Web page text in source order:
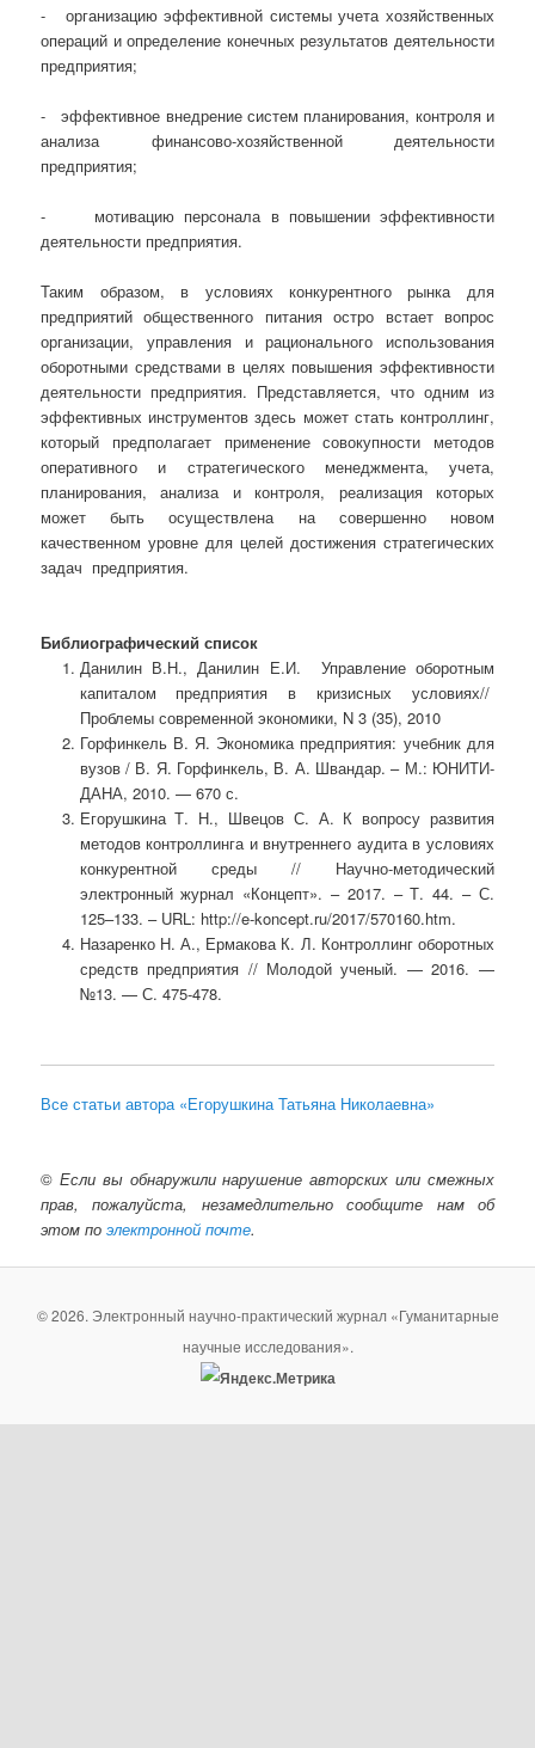
- организацию эффективной системы учета хозяйственных
операций и определение конечных результатов деятельности
предприятия;
- эффективное внедрение систем планирования, контроля и
анализа финансово-хозяйственной деятельности
предприятия;
- мотивацию персонала в повышении эффективности
деятельности предприятия.
Таким образом, в условиях конкурентного рынка для
предприятий общественного питания остро встает вопрос
организации, управления и рационального использования
оборотными средствами в целях повышения эффективности
деятельности предприятия. Представляется, что одним из
эффективных инструментов здесь может стать контроллинг,
который предполагает применение совокупности методов
оперативного и стратегического менеджмента, учета,
планирования, анализа и контроля, реализация которых
может быть осуществлена на совершенно новом
качественном уровне для целей достижения стратегических
задач предприятия.
Библиографический список
Данилин В.Н., Данилин Е.И. Управление оборотным
капиталом предприятия в кризисных условиях//
Проблемы современной экономики, N 3 (35), 2010
Горфинкель В. Я. Экономика предприятия: учебник для
вузов / В. Я. Горфинкель, В. А. Швандар. – М.: ЮНИТИ-
ДАНА, 2010. — 670 с.
Егорушкина Т. Н., Швецов С. А. К вопросу развития
методов контроллинга и внутреннего аудита в условиях
конкурентной среды // Научно-методический
электронный журнал «Концепт». – 2017. – Т. 44. – С.
125–133. – URL: http://e-koncept.ru/2017/570160.htm.
Назаренко Н. А., Ермакова К. Л. Контроллинг оборотных
средств предприятия // Молодой ученый. — 2016. —
№13. — С. 475-478.
Все статьи автора «Егорушкина Татьяна Николаевна»
© Если вы обнаружили нарушение авторских или смежных
прав, пожалуйста, незамедлительно сообщите нам об
этом поэлектронной почте.
© 2026. Электронный научно-практический журнал «Гуманитарные
научные исследования».